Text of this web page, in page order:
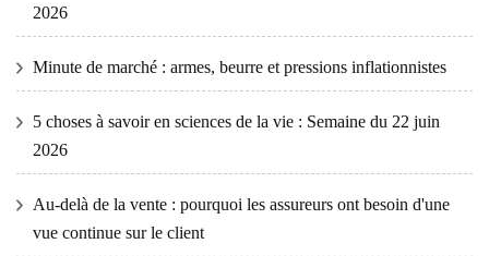
2026
Minute de marché : armes, beurre et pressions inflationnistes
5 choses à savoir en sciences de la vie : Semaine du 22 juin
2026
Au-delà de la vente : pourquoi les assureurs ont besoin d'une
vue continue sur le client